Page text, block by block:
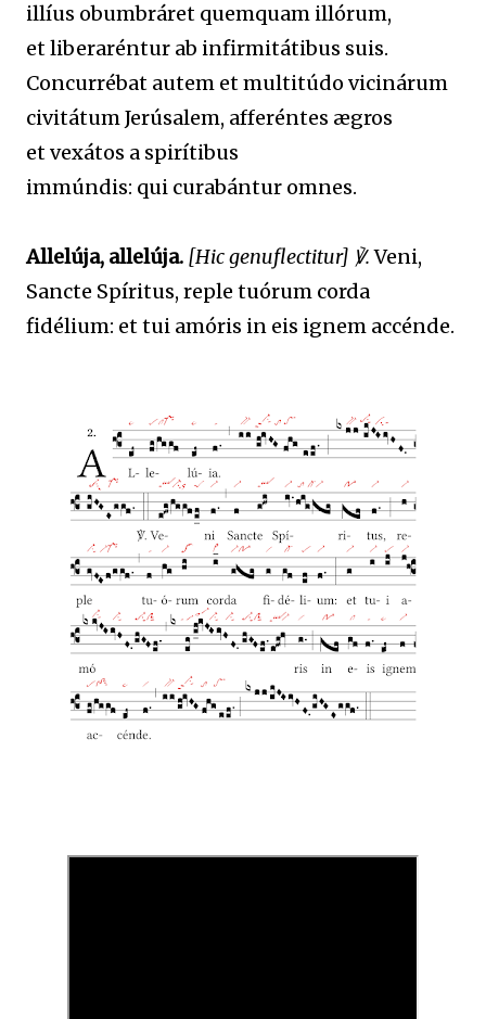
illíus obumbráret quemquam illórum,
et liberaréntur ab infirmitátibus suis.
Concurrébat autem et multitúdo vicinárum
civitátum Jerúsalem, afferéntes ægros
et vexátos a spirítibus
immúndis: qui curabántur omnes.
Allelúja, allelúja. [Hic genuflectitur] ℣.Veni,
Sancte Spíritus, reple tuórum corda
fidélium: et tui amóris in eis ignem accénde.